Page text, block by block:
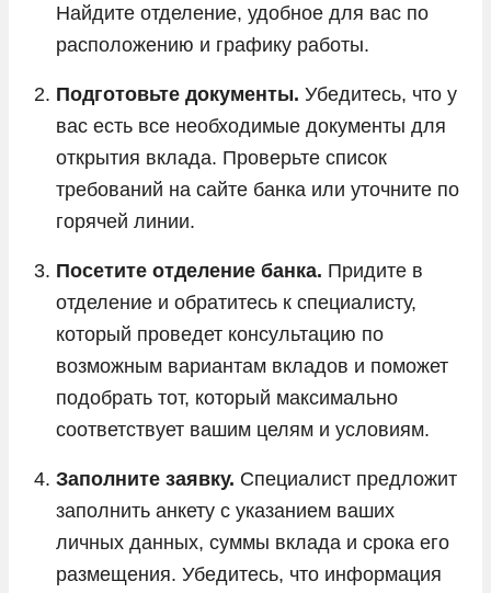
Найдите отделение, удобное для вас по
расположению и графику работы.
Подготовьте документы. Убедитесь, что у
вас есть все необходимые документы для
открытия вклада. Проверьте список
требований на сайте банка или уточните по
горячей линии.
Посетите отделение банка. Придите в
отделение и обратитесь к специалисту,
который проведет консультацию по
возможным вариантам вкладов и поможет
подобрать тот, который максимально
соответствует вашим целям и условиям.
Заполните заявку. Специалист предложит
заполнить анкету с указанием ваших
личных данных, суммы вклада и срока его
размещения. Убедитесь, что информация